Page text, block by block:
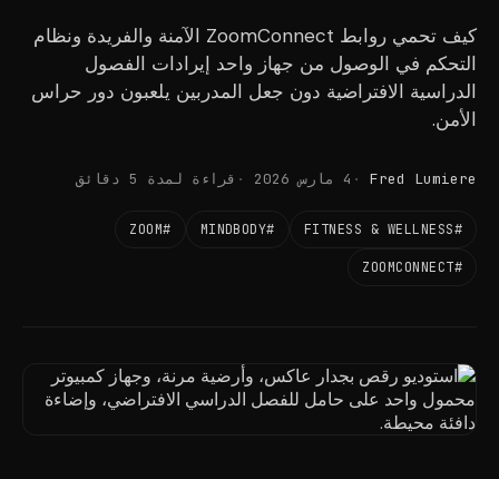
كيف تحمي روابط ZoomConnect الآمنة والفريدة ونظام
التحكم في الوصول من جهاز واحد إيرادات الفصول
الدراسية الافتراضية دون جعل المدربين يلعبون دور حراس
الأمن.
Fred Lumiere 4 مارس 2026 قراءة لمدة 5 دقائق
#FITNESS & WELLNESS
#MINDBODY
#ZOOM
#ZOOMCONNECT